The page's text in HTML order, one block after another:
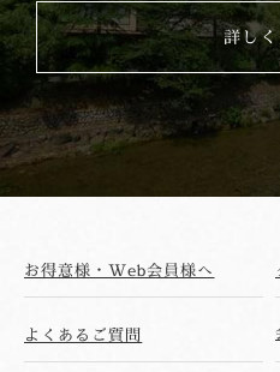
詳し
お得意様・Web会員様へ
よくあるご質問